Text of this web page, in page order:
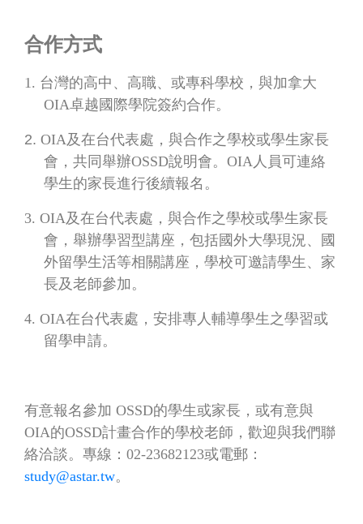
合作方式
1. 台灣的高中、高職、或專科學校，與加拿大
OIA卓越國際學院簽約合作。
2. OIA 及在台代表處，與合作之學校或學生家長
會，共同舉辦OSSD說明會。 OIA 人員可連絡
學生的家長進行後續報名。
3. OIA 及在台代表處，與合作之學校或學生家長
會，舉辦學習型講座，包括國外大學現況、國
外留學生活等相關講座，學校可邀請學生、家
長及老師參加。
4. OIA在台代表處，安排專人輔導學生之學習或
留學申請。
有意報名參加 OSSD的學生或家長，或有意與
OIA的OSSD計畫合作的學校老師，歡迎與我們聯
絡洽談。專線： 02-23682123或電郵：
study@astar.tw。